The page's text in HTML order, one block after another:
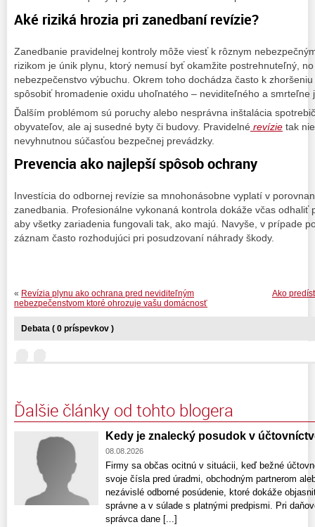
Aké riziká hrozia pri zanedbaní revízie?
Zanedbanie pravidelnej kontroly môže viesť k rôznym
rizikom je únik plynu, ktorý nemusí byť okamžite postrehnuteľný,
nebezpečenstvo výbuchu. Okrem toho dochádza často k
spôsobiť hromadenie oxidu uhoľnatého – neviditeľného a smrteľne
Ďalším problémom sú poruchy alebo nesprávna inštalácia
obyvateľov, ale aj susedné byty či budovy. Pravidelné revízie tak
nevyhnutnou súčasťou bezpečnej prevádzky.
Prevencia ako najlepší spôsob ochrany
Investícia do odbornej revízie sa mnohonásobne vyplatí v
zanedbania. Profesionálne vykonaná kontrola dokáže včas odhaliť
aby všetky zariadenia fungovali tak, ako majú. Navyše, v prípade
záznam často rozhodujúci pri posudzovaní náhrady škody.
Ako
« Revízia plynu ako ochrana pred neviditeľným
nebezpečenstvom ktoré ohrozuje vašu domácnosť
Debata ( 0 príspevkov )
Ďalšie články od tohto blogera
Kedy je znalecký posudok v
08.08.2026
Firmy sa občas ocitnú v situácii, keď bežné
svoje čísla pred úradmi, obchodným partnerom
nezávislé odborné posúdenie, ktoré dokáže
správne a v súlade s platnými predpismi. Pri
správca dane [...]